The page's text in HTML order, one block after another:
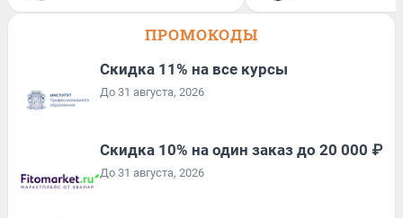
ПРОМОКОДЫ
Скидка 11% на все курсы
До 31 августа, 2026
Скидка 10% на один заказ до 20 000 ₽
До 31 августа, 2026